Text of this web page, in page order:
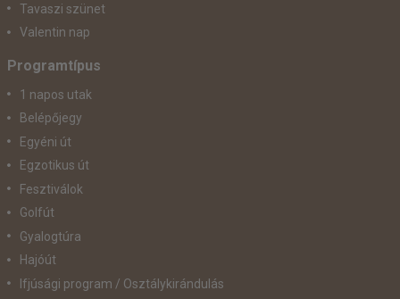
Tavaszi szünet
Valentin nap
Programtípus
1 napos utak
Belépőjegy
Egyéni út
Egzotikus út
Fesztiválok
Golfút
Gyalogtúra
Hajóút
Ifjúsági program / Osztálykirándulás